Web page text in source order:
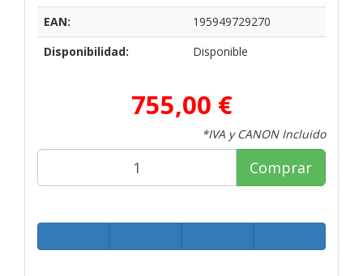
EAN:
195949729270
Disponibilidad:
Disponible
755,00 €
*IVA y CANON Incluido
Comprar